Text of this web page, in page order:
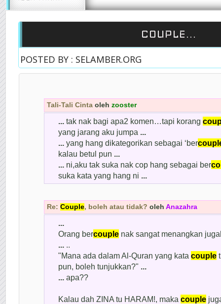
COUPLE...
POSTED BY : SELAMBER.ORG
Tali-Tali Cinta oleh zooster
... tak nak bagi apa2 komen…tapi korang
yang jarang aku jumpa ...
... yang hang dikategorikan sebagai ‘ber
kalau betul pun ...
... ni,aku tak suka nak cop hang sebagai ber
suka kata yang hang ni ...
Re: Couple, boleh atau tidak? oleh Anazahra
...
Orang bercouple nak sangat menangkan
... ..
"Mana ada dalam Al-Quran yang kata couple
pun, boleh tunjukkan?" ...
... apa??
Kalau dah ZINA tu HARAM!, maka couple